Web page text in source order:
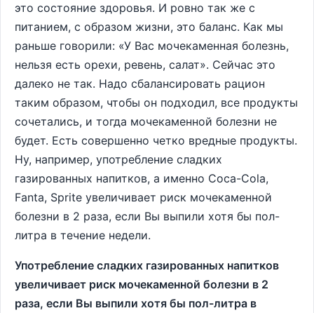
это состояние здоровья. И ровно так же с
питанием, с образом жизни, это баланс. Как мы
раньше говорили: «У Вас мочекаменная болезнь,
нельзя есть орехи, ревень, салат». Сейчас это
далеко не так. Надо сбалансировать рацион
таким образом, чтобы он подходил, все продукты
сочетались, и тогда мочекаменной болезни не
будет. Есть совершенно четко вредные продукты.
Ну, например, употребление сладких
газированных напитков, а именно Coca-Cola,
Fanta, Sprite увеличивает риск мочекаменной
болезни в 2 раза, если Вы выпили хотя бы пол-
литра в течение недели.
Употребление сладких газированных напитков
увеличивает риск мочекаменной болезни в 2
раза, если Вы выпили хотя бы пол-литра в